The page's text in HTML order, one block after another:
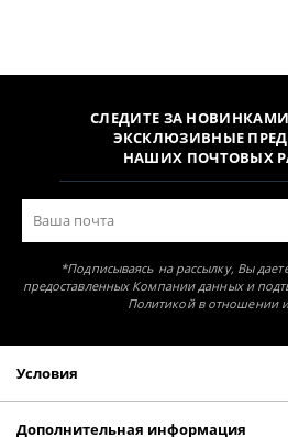
СЛЕДИТЕ ЗА
ЭКСКЛЮЗИВНЫЕ
НАШИХ ПОЧТОВЫХ
*Подписываясь на рассылку, Вы
предоставленных Компании данных и
Политикой в отношении
Условия
Политика конфиденциальности
Оферта
Дополнительная информация